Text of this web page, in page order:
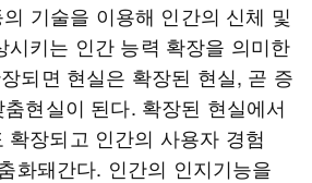
기술을 이용해 인간의 신체 및
시키는 인간 능력 확장을 의미한
되면 현실은 확장된 현실, 곧 증
현실이 된다. 확장된 현실에서
확장되고 인간의 사용자 경험
화돼간다. 인간의 인지기능을